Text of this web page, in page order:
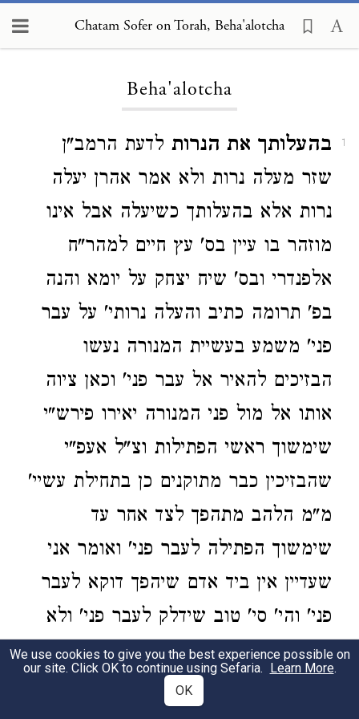
Chatam Sofer on Torah, Beha'alotcha
Beha'alotcha
1 בהעלותך את הנרות לדעת הרמב"ן
שזר מעלה נרות ולא אמר אהרן יעלה
נרות אלא בהעלותך כשיעלה אבל אינו
מוזהר בו עיין בס' עץ חיים למהר"ח
אלפנדרי ובס' שיח יצחק על יומא והנה
בפ' תרומה כתיב והעלה נרותי' על עבר
פני' משמע בעשיית המנורה נעשו
הבזיכים להאיר אל עבר פני' וכאן ציוה
אותו אל מול פני המנורה יאירו פירש"י
שימשוך ראשי הפתילות וצ"ל אעפ"י
שהבזיכין כבר מתוקנים כן בתחילת עשיי'
מ"מ הלהב מתהפך לצד אחר עד
שימשוך הפתילה לעבר פני' ואומר אני
שעדיין אין ביד אדם שיהפך דוקא לעבר
פני' והי' סי' טוב שידלק לעבר פני' ולא
יהפך לצד אחר ע"כ הבטיחו הקב"ה
כשיהי' אהרן עצמו המדליק יזכה שלמול
We use cookies to give you the best experience possible on
our site. Click OK to continue using Sefaria. Learn More.
OK